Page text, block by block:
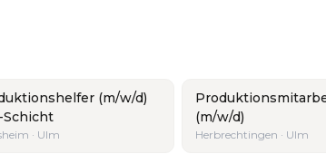
(m/w/d)
Schicht
· Ulm
(m/w/d)
Herbrechtingen · Ulm